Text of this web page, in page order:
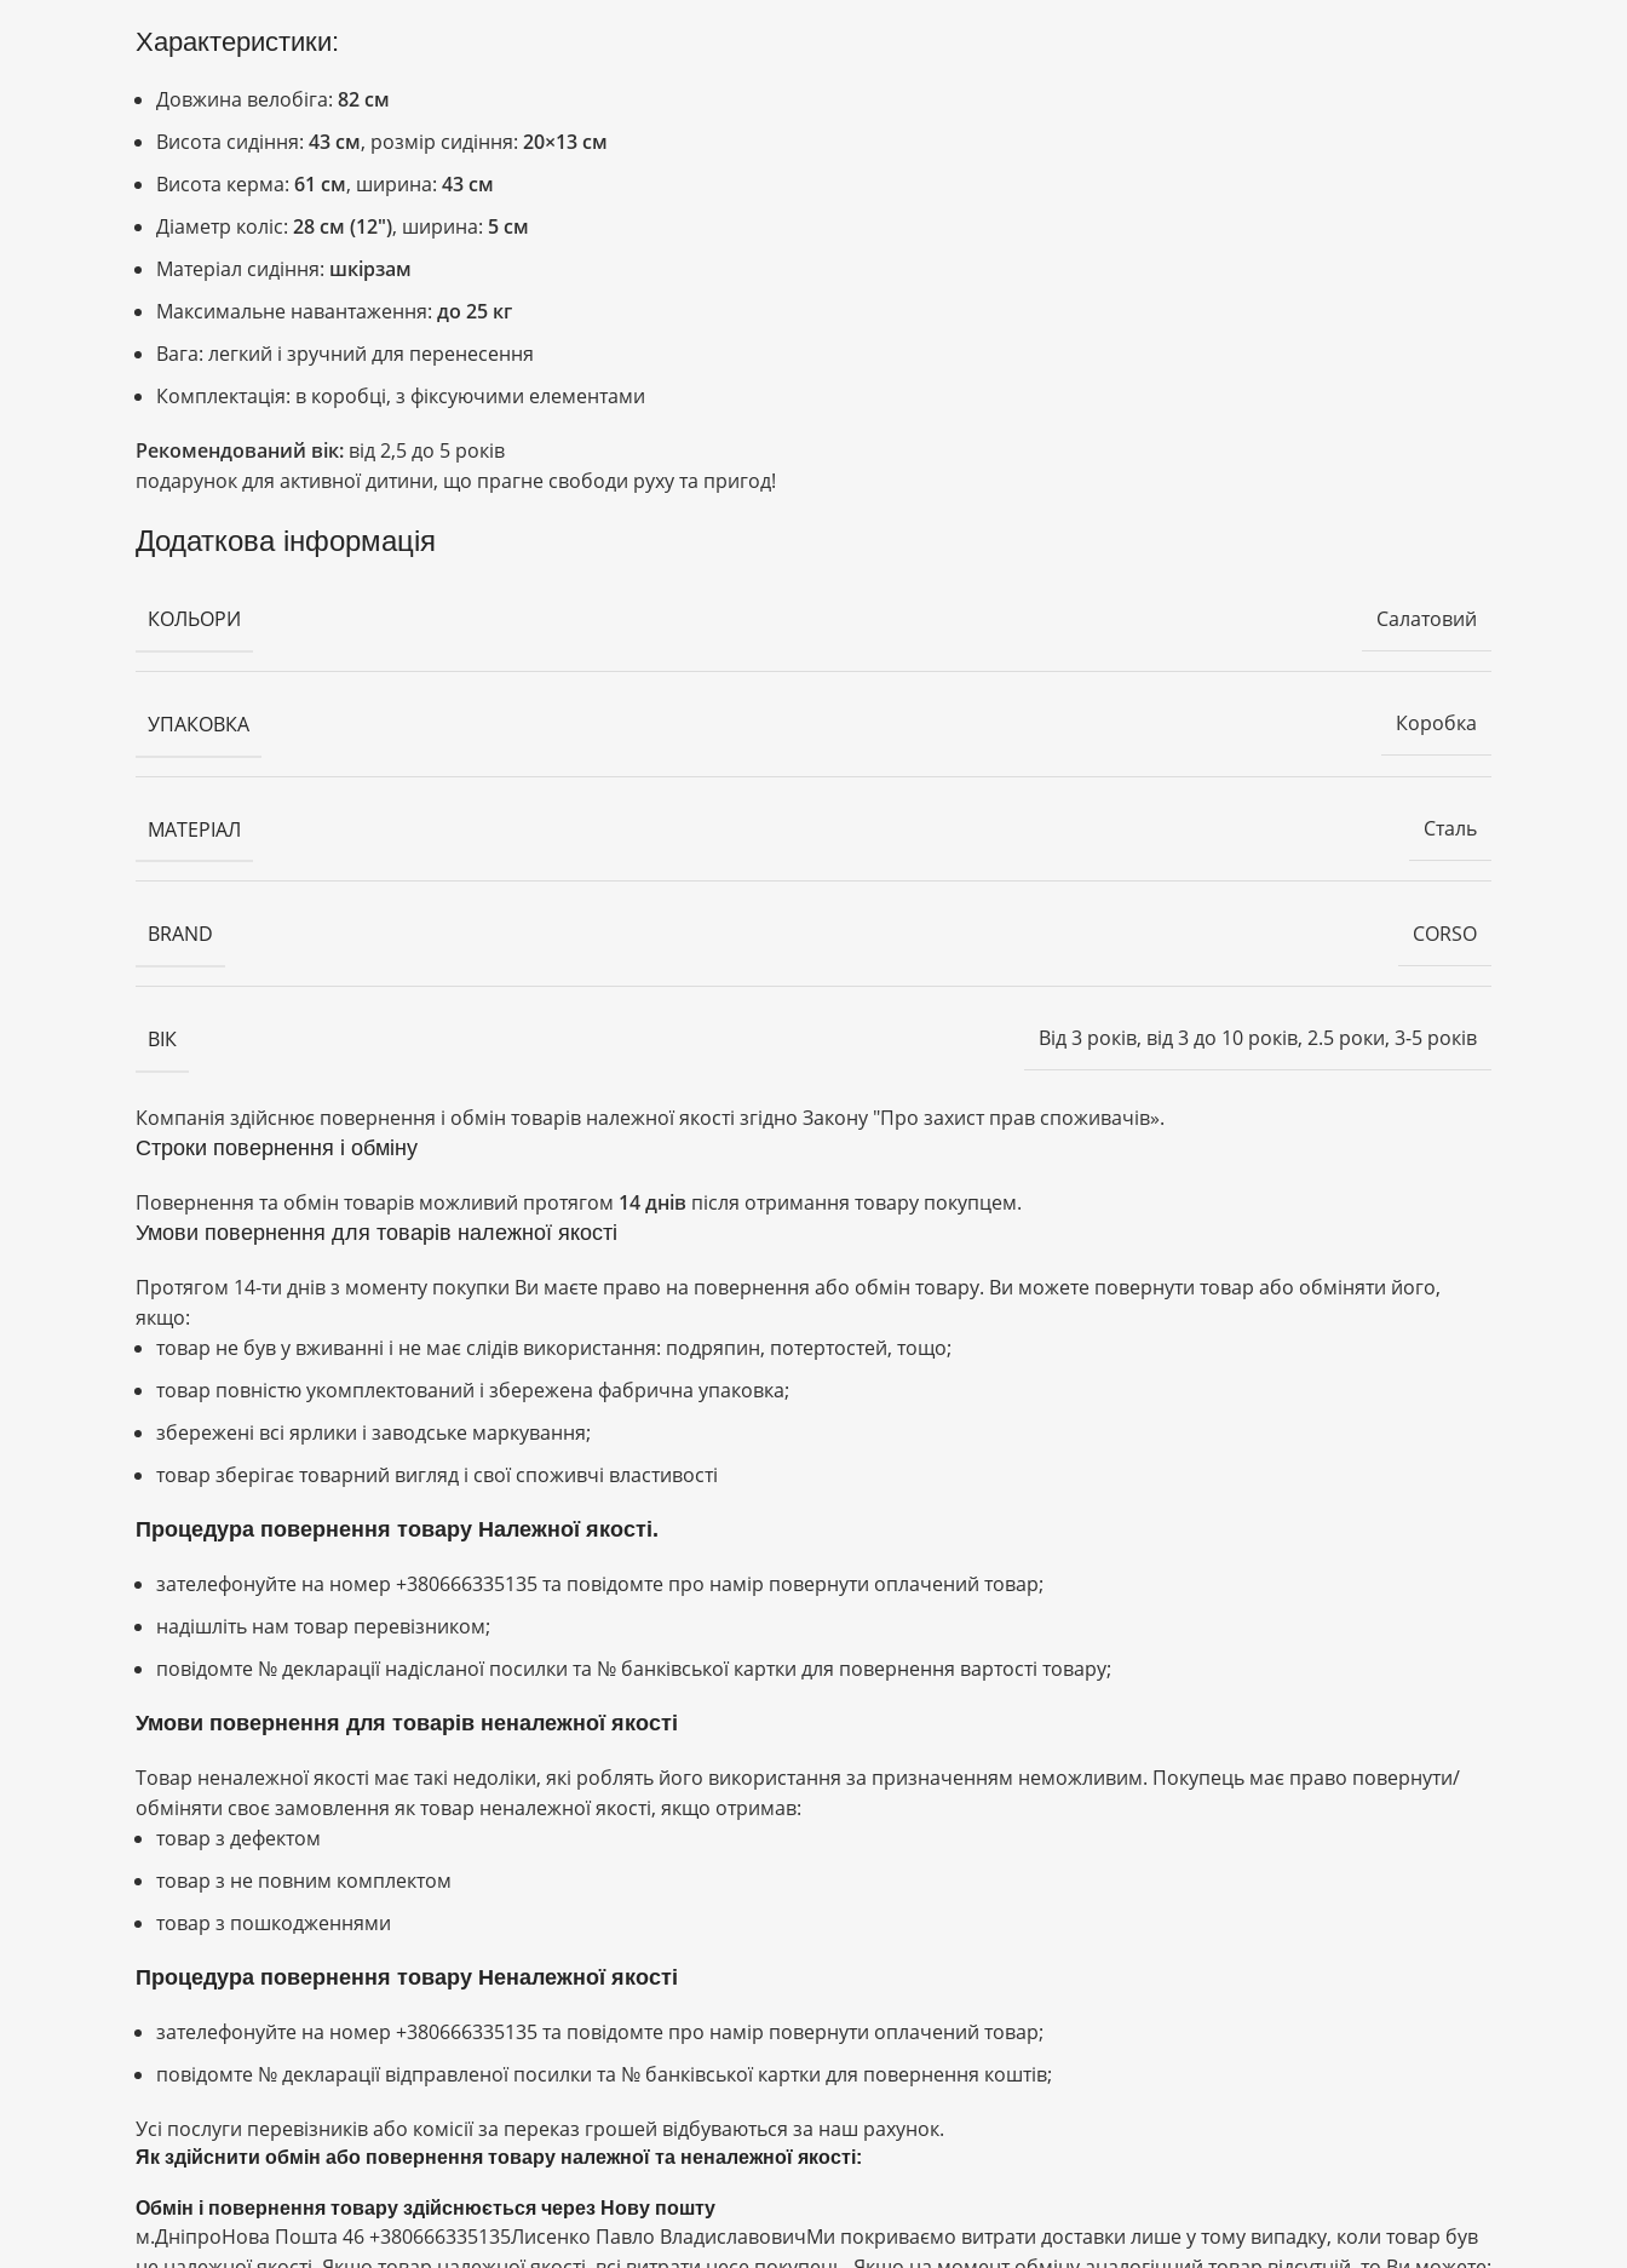
Характеристики:
Довжина велобіга: 82 см
Висота сидіння: 43 см, розмір сидіння: 20×13 см
Висота керма: 61 см, ширина: 43 см
Діаметр коліс: 28 см (12″), ширина: 5 см
Матеріал сидіння: шкірзам
Максимальне навантаження: до 25 кг
Вага: легкий і зручний для перенесення
Комплектація: в коробці, з фіксуючими елементами
Рекомендований вік: від 2,5 до 5 років
подарунок для активної дитини, що прагне свободи руху та пригод!
Додаткова інформація
КОЛЬОРИ Салатовий
УПАКОВКА Коробка
МАТЕРІАЛ Сталь
BRAND CORSO
ВІК Від 3 років, від 3 до 10 років, 2.5 роки, 3-5 років
Компанія здійснює повернення і обмін товарів належної якості згідно Закону "Про захист прав споживачів».
Строки повернення і обміну
Повернення та обмін товарів можливий протягом 14 днів після отримання товару покупцем.
Умови повернення для товарів належної якості
Протягом 14-ти днів з моменту покупки Ви маєте право на повернення або обмін товару. Ви можете повернути товар або обміняти його,
якщо:
товар не був у вживанні і не має слідів використання: подряпин, потертостей, тощо;
товар повністю укомплектований і збережена фабрична упаковка;
збережені всі ярлики і заводське маркування;
товар зберігає товарний вигляд і свої споживчі властивості
Процедура повернення товару Належної якості.
зателефонуйте на номер +380666335135 та повідомте про намір повернути оплачений товар;
надішліть нам товар перевізником;
повідомте № декларації надісланої посилки та № банківської картки для повернення вартості товару;
Умови повернення для товарів неналежної якості
Товар неналежної якості має такі недоліки, які роблять його використання за призначенням неможливим. Покупець має право повернути/
обміняти своє замовлення як товар неналежної якості, якщо отримав:
товар з дефектом
товар з не повним комплектом
товар з пошкодженнями
Процедура повернення товару Неналежної якості
зателефонуйте на номер +380666335135 та повідомте про намір повернути оплачений товар;
повідомте № декларації відправленої посилки та № банківської картки для повернення коштів;
Усі послуги перевізників або комісії за переказ грошей відбуваються за наш рахунок.
Як здійснити обмін або повернення товару належної та неналежної якості:
Обмін і повернення товару здійснюється через Нову пошту
м.ДніпроНова Пошта 46 +380666335135Лисенко Павло ВладиславовичМи покриваємо витрати доставки лише у тому випадку, коли товар був